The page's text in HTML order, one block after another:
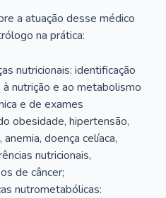
a atuação desse médico
na prática:
nutricionais: identificação
nutrição e ao metabolismo
e de exames
obesidade, hipertensão,
doença celíaca,
nutricionais,
de câncer;
nutrometabólicas: